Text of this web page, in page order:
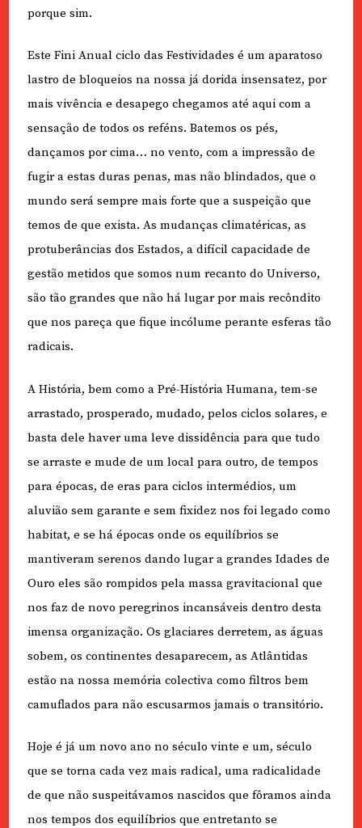
porque sim.
Este Fini Anual ciclo das Festividades é um aparatoso
lastro de bloqueios na nossa já dorida insensatez, por
mais vivência e desapego chegamos até aqui com a
sensação de todos os reféns. Batemos os pés,
dançamos por cima… no vento, com a impressão de
fugir a estas duras penas, mas não blindados, que o
mundo será sempre mais forte que a suspeição que
temos de que exista. As mudanças climatéricas, as
protuberâncias dos Estados, a difícil capacidade de
gestão metidos que somos num recanto do Universo,
são tão grandes que não há lugar por mais recôndito
que nos pareça que fique incólume perante esferas tão
radicais.
A História, bem como a Pré-História Humana, tem-se
arrastado, prosperado, mudado, pelos ciclos solares, e
basta dele haver uma leve dissidência para que tudo
se arraste e mude de um local para outro, de tempos
para épocas, de eras para ciclos intermédios, um
aluvião sem garante e sem fixidez nos foi legado como
habitat, e se há épocas onde os equilíbrios se
mantiveram serenos dando lugar a grandes Idades de
Ouro eles são rompidos pela massa gravitacional que
nos faz de novo peregrinos incansáveis dentro desta
imensa organização. Os glaciares derretem, as águas
sobem, os continentes desaparecem, as Atlântidas
estão na nossa memória colectiva como filtros bem
camuflados para não escusarmos jamais o transitório.
Hoje é já um novo ano no século vinte e um, século
que se torna cada vez mais radical, uma radicalidade
de que não suspeitávamos nascidos que fôramos ainda
nos tempos dos equilíbrios que entretanto se